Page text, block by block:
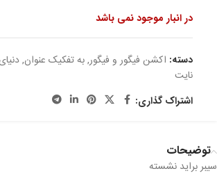
در انبار موجود نمی باشد
دسته: اکشن فیگور و فیگور,به تفکیک عنوان,
نایت
اشتراک گذاری:
توضیحات
سیبر براید نشسته